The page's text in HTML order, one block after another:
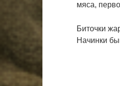
мяса,
Биточки
Начинки